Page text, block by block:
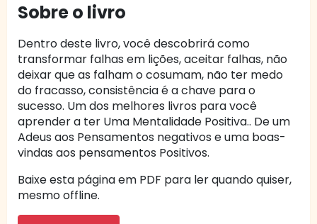
Sobre o livro
Dentro deste livro, você descobrirá como
transformar falhas em lições, aceitar falhas, não
deixar que as falham o cosumam, não ter medo
do fracasso, consistência é a chave para o
sucesso. Um dos melhores livros para você
aprender a ter Uma Mentalidade Positiva.. De um
Adeus aos Pensamentos negativos e uma boas-
vindas aos pensamentos Positivos.
Baixe esta página em PDF para ler quando quiser,
mesmo offline.